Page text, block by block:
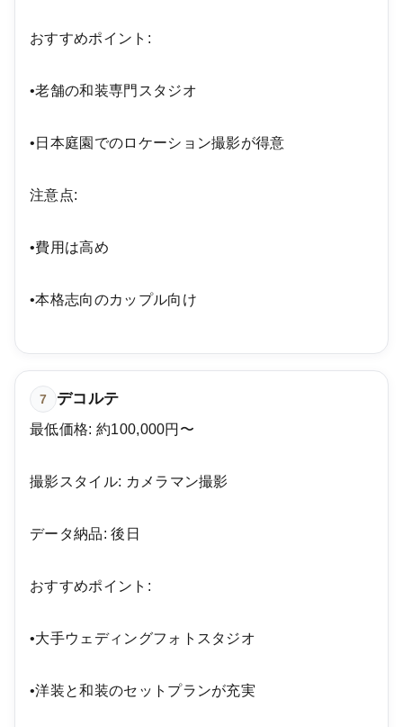
おすすめポイント:
•老舗の和装専門スタジオ
•日本庭園でのロケーション撮影が得意
注意点:
•費用は高め
•本格志向のカップル向け
7 デコルテ
最低価格: 約100,000円〜
撮影スタイル: カメラマン撮影
データ納品: 後日
おすすめポイント:
•大手ウェディングフォトスタジオ
•洋装と和装のセットプランが充実